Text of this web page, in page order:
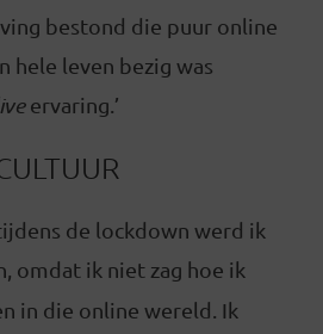
bestond die puur online
hele leven bezig was
ervaring.’
de lockdown werd ik
omdat ik niet zag hoe ik
in die online wereld. Ik